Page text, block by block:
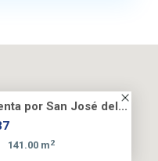
por San José del...
141.00 m2